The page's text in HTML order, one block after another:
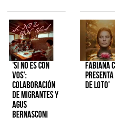
'Si No Es Con
Vos':
colaboración
de Migrantes y
Agus
Bernasconi
Fabiana
de Loto'